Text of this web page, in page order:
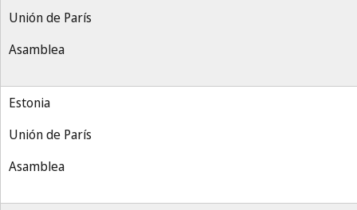
Unión de París
Asamblea
Estonia
Unión de París
Asamblea